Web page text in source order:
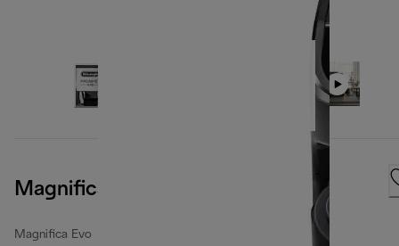
Magnifica Evo
Magnifica Evo